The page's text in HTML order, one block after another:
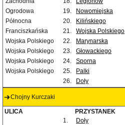
Ogrodowa
19. Nowomiejska
Północna
20. Kilińskiego
Franciszkańska
21. Wojska Polskiego
Wojska Polskiego
22. Marynarska
Wojska Polskiego
23. Głowackiego
Wojska Polskiego
24. Sporna
Wojska Polskiego
25. Palki
26.
Doły
Chojny Kurczaki
ULICA PRZYSTANEK
1.
Doły